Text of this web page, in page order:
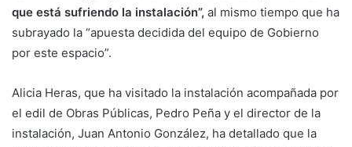
que está sufriendo la instalación”, al mismo tiempo que ha
subrayado la “apuesta decidida del equipo de Gobierno
por este espacio”.
Alicia Heras, que ha visitado la instalación acompañada por
el edil de Obras Públicas, Pedro Peña y el director de la
instalación, Juan Antonio González, ha detallado que la